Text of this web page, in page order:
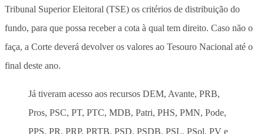
Tribunal Superior Eleitoral (TSE) os critérios de distribuição do
fundo, para que possa receber a cota à qual tem direito. Caso não o
faça, a Corte deverá devolver os valores ao Tesouro Nacional até o
final deste ano.
Já tiveram acesso aos recursos DEM, Avante, PRB,
Pros, PSC, PT, PTC, MDB, Patri, PHS, PMN, Pode,
PPS, PR, PRP, PRTB, PSD, PSDB, PSL, PSol, PV e